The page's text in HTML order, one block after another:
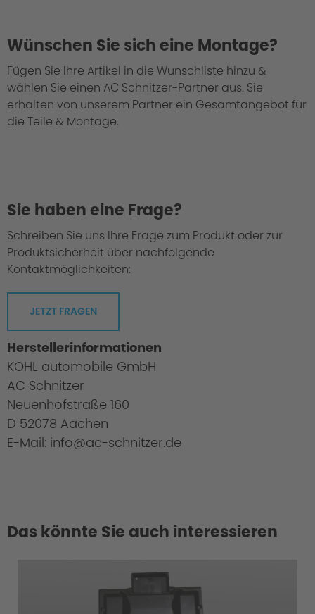
Bei uns geht jedes Fahrwerk durch die
"Grüne Hölle"
Wünschen Sie sich eine Montage?
Fügen Sie Ihre Artikel in die Wunschliste hinzu &
wählen Sie einen AC Schnitzer-Partner aus. Sie
erhalten von unserem Partner ein Gesamtangebot für
die Teile & Montage.
Sie haben eine Frage?
Schreiben Sie uns Ihre Frage zum Produkt oder zur
Produktsicherheit über nachfolgende
Kontaktmöglichkeiten:
JETZT FRAGEN
Herstellerinformationen
KOHL automobile GmbH
AC Schnitzer
Neuenhofstraße 160
D 52078 Aachen
E-Mail: info@ac-schnitzer.de
Das könnte Sie auch interessieren